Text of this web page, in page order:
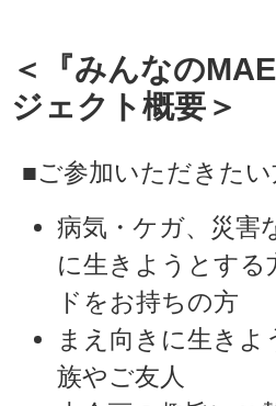
＜『みんなの
ジェクト概要＞
■ご参加いただきたい
病気・ケガ、災害
に生きようとす
ドをお持ちの方
まえ向きに生き
族やご友人